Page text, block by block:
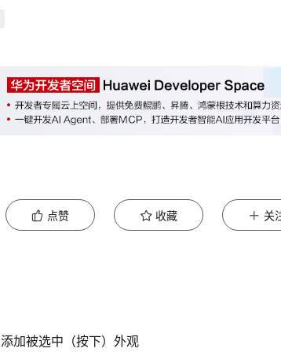
点赞 收藏 关
加被选中（按下）外观